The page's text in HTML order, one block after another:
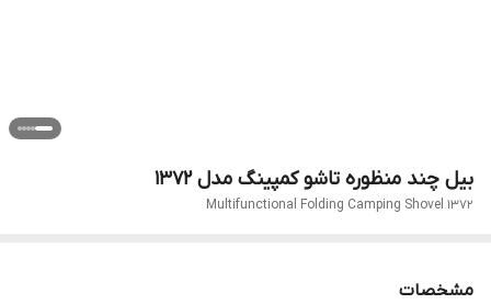
بیل چند منظوره تاشو کمپینگ مدل ۱۳۷۲
Multifunctional Folding Camping Shovel 1372
مشخصات